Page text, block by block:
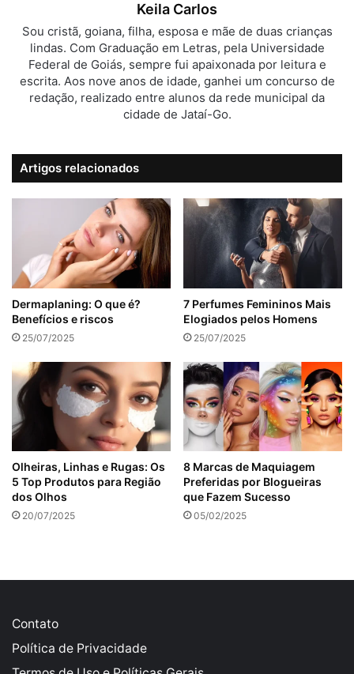
Keila Carlos
Sou cristã, goiana, filha, esposa e mãe de duas crianças
lindas. Com Graduação em Letras, pela Universidade
Federal de Goiás, sempre fui apaixonada por leitura e
escrita. Aos nove anos de idade, ganhei um concurso de
redação, realizado entre alunos da rede municipal da
cidade de Jataí-Go.
Artigos relacionados
Dermaplaning: O que é?
Benefícios e riscos
25/07/2025
7 Perfumes Femininos Mais
Elogiados pelos Homens
25/07/2025
Olheiras, Linhas e Rugas: Os
5 Top Produtos para Região
dos Olhos
20/07/2025
8 Marcas de Maquiagem
Preferidas por Blogueiras
que Fazem Sucesso
05/02/2025
Contato
Política de Privacidade